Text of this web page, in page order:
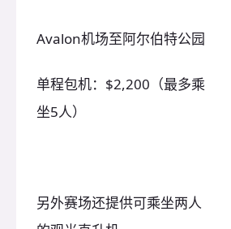
Avalon机场至阿尔伯特公园
单程包机：$2,200（最多乘
坐5人）
另外赛场还提供可乘坐两人